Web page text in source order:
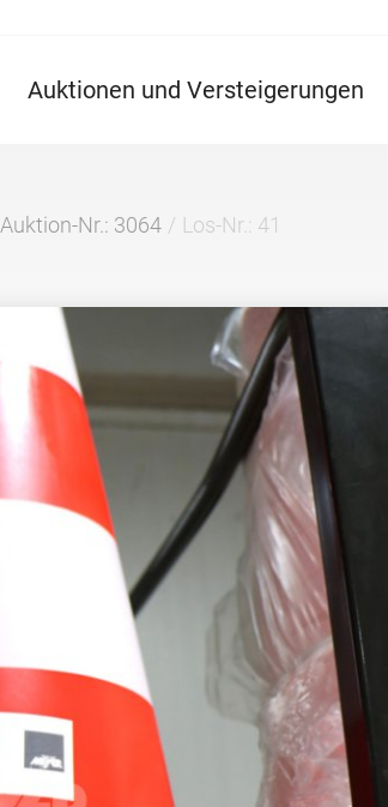
Auktionen und Versteigerungen
Auktion-Nr.: 3064 Los-Nr.: 41